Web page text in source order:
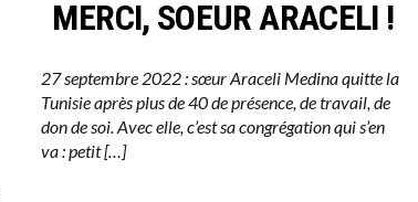
MERCI, SOEUR ARACELI !
27 septembre 2022 : sœur Araceli Medina quitte la
Tunisie après plus de 40 de présence, de travail, de
don de soi. Avec elle, c’est sa congrégation qui s’en
va : petit […]